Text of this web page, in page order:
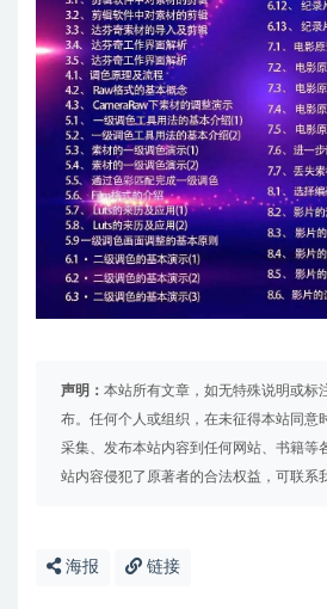
声明： 本站所有文章，如无特殊说明或标
布。任何个人或组织，在未征得本站同意
采集、发布本站内容到任何网站、书籍等
站内容侵犯了原著者的合法权益，可联系
海报 链接